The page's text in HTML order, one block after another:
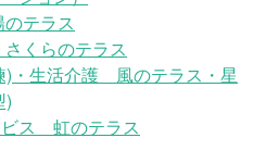
テラス
くらのテラス
)・生活介護 風のテラス・星
)
ス 虹のテラス